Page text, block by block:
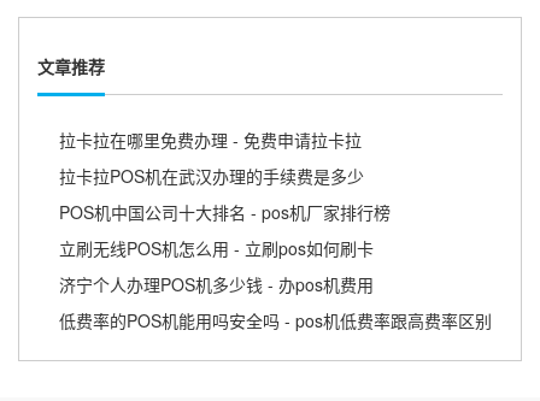
文章推荐
拉卡拉在哪里免费办理 - 免费申请拉卡拉
拉卡拉POS机在武汉办理的手续费是多少
POS机中国公司十大排名 - pos机厂家排行榜
立刷无线POS机怎么用 - 立刷pos如何刷卡
济宁个人办理POS机多少钱 - 办pos机费用
低费率的POS机能用吗安全吗 - pos机低费率跟高费率区别